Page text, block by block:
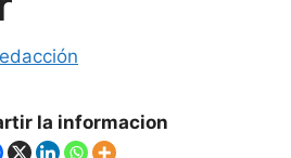
la informacion